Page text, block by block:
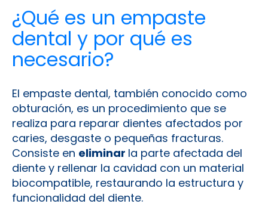
¿Qué es un empaste
dental y por qué es
necesario?
El empaste dental, también conocido como
obturación, es un procedimiento que se
realiza para reparar dientes afectados por
caries, desgaste o pequeñas fracturas.
Consiste en eliminar la parte afectada del
diente y rellenar la cavidad con un material
biocompatible, restaurando la estructura y
funcionalidad del diente.